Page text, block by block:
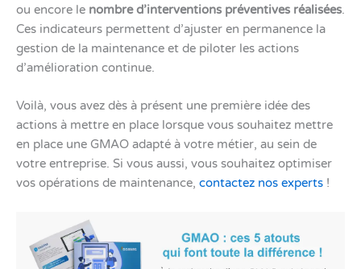
ou encore le nombre d’interventions préventives réalisées.
Ces indicateurs permettent d’ajuster en permanence la
gestion de la maintenance et de piloter les actions
d’amélioration continue.
Voilà, vous avez dès à présent une première idée des
actions à mettre en place lorsque vous souhaitez mettre
en place une GMAO adapté à votre métier, au sein de
votre entreprise. Si vous aussi, vous souhaitez optimiser
vos opérations de maintenance, contactez nos experts !